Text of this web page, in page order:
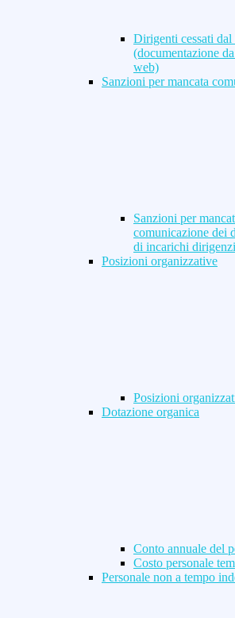
Dirigenti cessati
(documentazione
web)
Sanzioni per mancata
Sanzioni per
comunicazione dei
di incarichi
Posizioni organizzative
Posizioni
Dotazione organica
Conto annuale del
Costo personale
Personale non a tempo